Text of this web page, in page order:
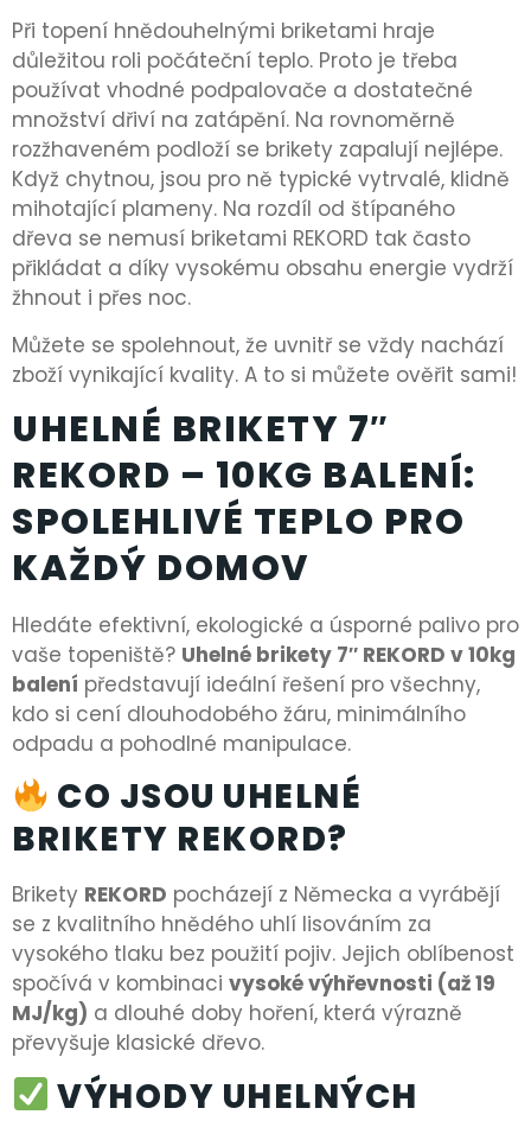
Při topení hnědouhelnými briketami hraje
důležitou roli počáteční teplo. Proto je třeba
používat vhodné podpalovače a dostatečné
množství dřiví na zatápění. Na rovnoměrně
rozžhaveném podloží se brikety zapalují nejlépe.
Když chytnou, jsou pro ně typické vytrvalé, klidně
mihotající plameny. Na rozdíl od štípaného
dřeva se nemusí briketami REKORD tak často
přikládat a díky vysokému obsahu energie vydrží
žhnout i přes noc.
Můžete se spolehnout, že uvnitř se vždy nachází
zboží vynikající kvality. A to si můžete ověřit sami!
UHELNÉ BRIKETY 7″
REKORD – 10KG BALENÍ:
SPOLEHLIVÉ TEPLO PRO
KAŽDÝ DOMOV
Hledáte efektivní, ekologické a úsporné palivo pro
vaše topeniště? Uhelné brikety 7″ REKORD v 10kg
balení představují ideální řešení pro všechny,
kdo si cení dlouhodobého žáru, minimálního
odpadu a pohodlné manipulace.
CO JSOU UHELNÉ
BRIKETY REKORD?
Brikety REKORD pocházejí z Německa a vyrábějí
se z kvalitního hnědého uhlí lisováním za
vysokého tlaku bez použití pojiv. Jejich oblíbenost
spočívá v kombinaci vysoké výhřevnosti (až 19
MJ/kg) a dlouhé doby hoření, která výrazně
převyšuje klasické dřevo.
VÝHODY UHELNÝCH